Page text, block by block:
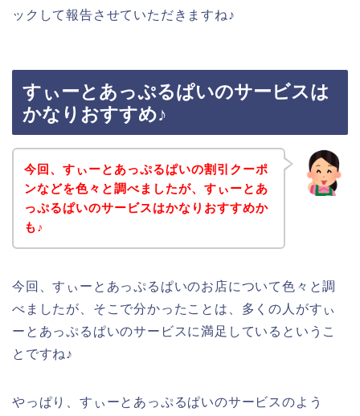
ックして報告させていただきますね♪
すぃーとあっぷるぱいのサービスは
かなりおすすめ♪
今回、すぃーとあっぷるぱいの割引クーポ
ンなどを色々と調べましたが、すぃーとあ
っぷるぱいのサービスはかなりおすすめか
も♪
今回、すぃーとあっぷるぱいのお店について色々と調
べましたが、そこで分かったことは、多くの人がすぃ
ーとあっぷるぱいのサービスに満足しているというこ
とですね♪
やっぱり、すぃーとあっぷるぱいのサービスのよう